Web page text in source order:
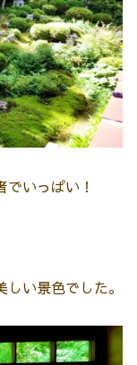
いっぱい！
い景色でした。